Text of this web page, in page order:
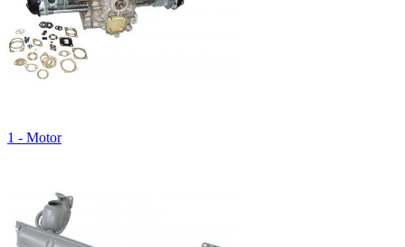
1 - Motor